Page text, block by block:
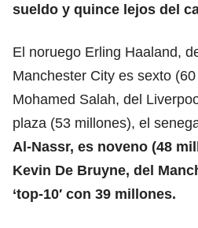
sueldo y quince lejos del
El noruego Erling Haaland,
Manchester City es sexto
Mohamed Salah, del
plaza (53 millones), el
Al-Nassr, es noveno (48
Kevin De Bruyne, del
‘top-10′ con 39 millones.